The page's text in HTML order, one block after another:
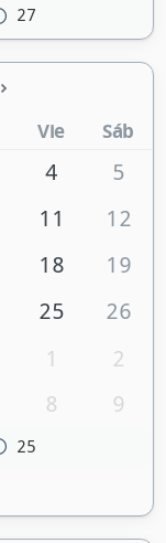
27
Vie Sáb
4
5
11
12
18
19
25
26
1
2
8 9
25